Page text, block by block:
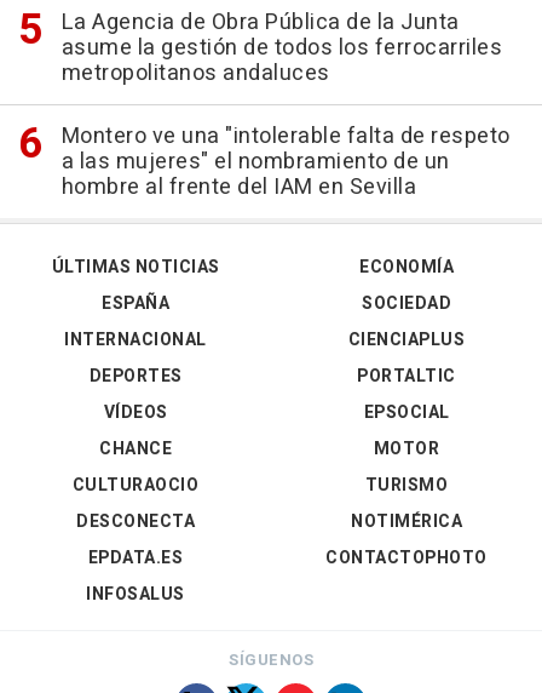
La Agencia de Obra Pública de la Junta
asume la gestión de todos los ferrocarriles
metropolitanos andaluces
Montero ve una "intolerable falta de respeto
a las mujeres" el nombramiento de un
hombre al frente del IAM en Sevilla
ÚLTIMAS NOTICIAS
ESPAÑA
INTERNACIONAL
DEPORTES
VÍDEOS
ECONOMÍA
SOCIEDAD
CIENCIAPLUS
PORTALTIC
EPSOCIAL
CHANCE
CULTURAOCIO
DESCONECTA
EPDATA.ES
INFOSALUS
MOTOR
TURISMO
NOTIMÉRICA
CONTACTOPHOTO
SÍGUENOS